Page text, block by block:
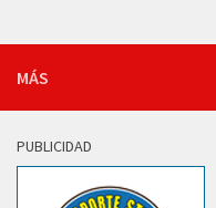
MÁS
PUBLICIDAD